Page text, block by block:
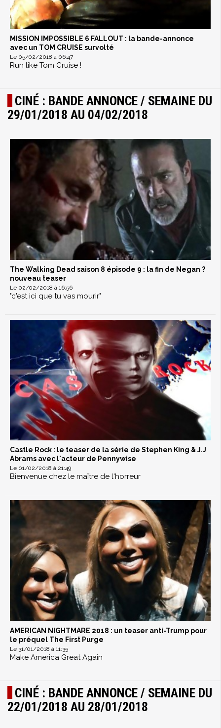
MISSION IMPOSSIBLE 6 FALLOUT : la bande-annonce
avec un TOM CRUISE survolté
Le 05/02/2018 à 06:47
Run like Tom Cruise !
CINÉ : BANDE ANNONCE / SEMAINE DU
29/01/2018 AU 04/02/2018
The Walking Dead saison 8 épisode 9 : la fin de Negan ?
nouveau teaser
Le 02/02/2018 à 16:56
"c'est ici que tu vas mourir"
Castle Rock : le teaser de la série de Stephen King & J.J
Abrams avec l'acteur de Pennywise
Le 01/02/2018 à 21:49
Bienvenue chez le maître de l'horreur
AMERICAN NIGHTMARE 2018 : un teaser anti-Trump pour
le préquel The First Purge
Le 31/01/2018 à 11:35
Make America Great Again
CINÉ : BANDE ANNONCE / SEMAINE DU
22/01/2018 AU 28/01/2018